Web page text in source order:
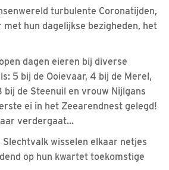
turbulente Coronatijden,
met hun dagelijkse bezigheden, het
dagen eieren bij diverse
5 bij de Ooievaar, 4 bij de Merel,
bij de Steenuil en vrouw Nijlgans
ei in het Zeearendnest gelegd!
verdergaat...
Slechtvalk wisselen elkaar netjes
op hun kwartet toekomstige